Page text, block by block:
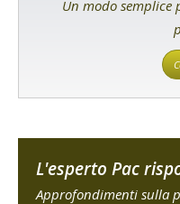
Un modo semplice
L'esperto Pac
Approfondimenti sulla